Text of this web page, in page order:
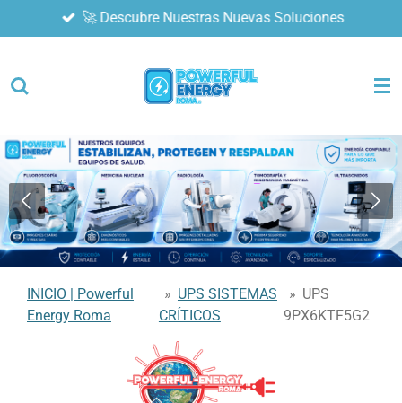
al
principal
🚀 Descubre Nuestras Nuevas Soluciones
INICIO | Powerful
Energy Roma
» UPS SISTEMAS
CRÍTICOS
» UPS
9PX6KTF5G2